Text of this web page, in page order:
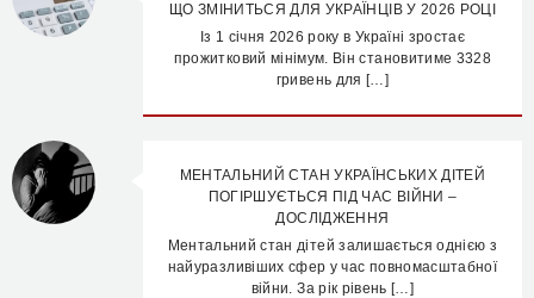
ЩО ЗМІНИТЬСЯ ДЛЯ УКРАЇНЦІВ У 2026 РОЦІ
Із 1 січня 2026 року в Україні зростає
прожитковий мінімум. Він становитиме 3328
гривень для […]
МЕНТАЛЬНИЙ СТАН УКРАЇНСЬКИХ ДІТЕЙ
ПОГІРШУЄТЬСЯ ПІД ЧАС ВІЙНИ –
ДОСЛІДЖЕННЯ
Ментальний стан дітей залишається однією з
найуразливіших сфер у час повномасштабної
війни. За рік рівень […]